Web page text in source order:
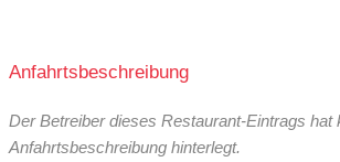
Anfahrtsbeschreibung
Der Betreiber dieses Restaurant-Eintrags hat
Anfahrtsbeschreibung hinterlegt.